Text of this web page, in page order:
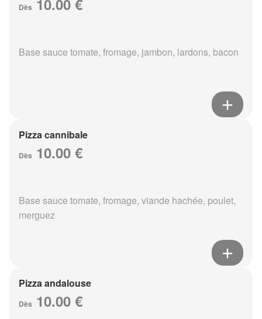
Dès 10.00 €
Base sauce tomate, fromage, jambon, lardons, bacon
Pizza cannibale
Dès 10.00 €
Base sauce tomate, fromage, viande hachée, poulet,
merguez
Pizza andalouse
Dès 10.00 €